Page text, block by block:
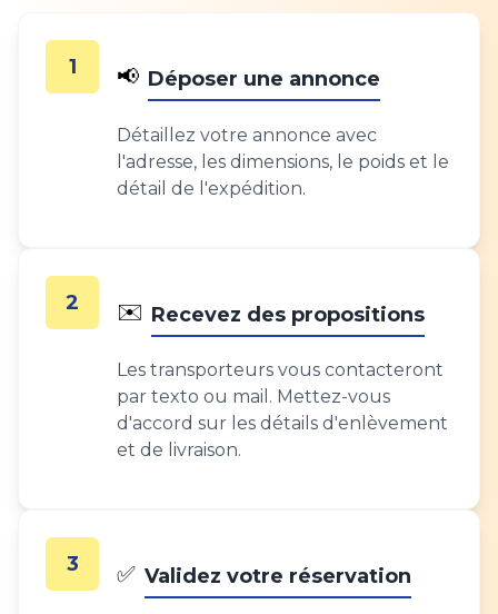
1 📢 Déposer une annonce
Détaillez votre annonce avec
l'adresse, les dimensions, le poids et le
détail de l'expédition.
2 ✉️ Recevez des propositions
Les transporteurs vous contacteront
par texto ou mail. Mettez-vous
d'accord sur les détails d'enlèvement
et de livraison.
3 ✅ Validez votre réservation